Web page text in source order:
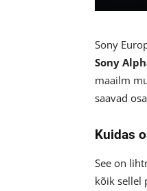
Sony
Sony
maailm
saavad
Kuidas
See on
kõik sellel